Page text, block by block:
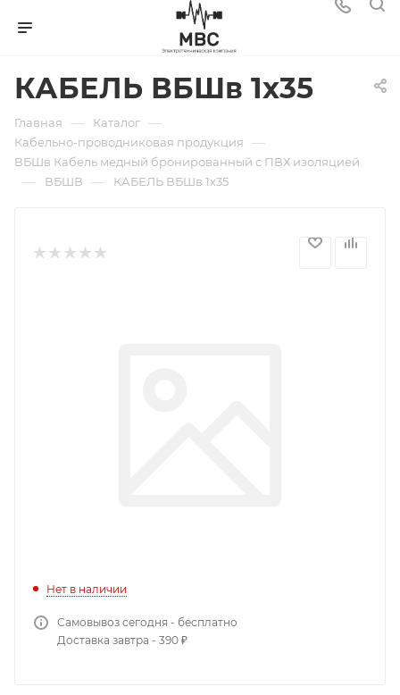
КАБЕЛЬ ВБШв 1х35
Главная — Каталог —
Кабельно-проводниковая продукция —
ВБШв Кабель медный бронированный с ПВХ изоляцией
— ВБШВ — КАБЕЛЬ ВБШв 1х35
Нет в наличии
Самовывоз сегодня - бесплатно
Доставка завтра - 390 ₽